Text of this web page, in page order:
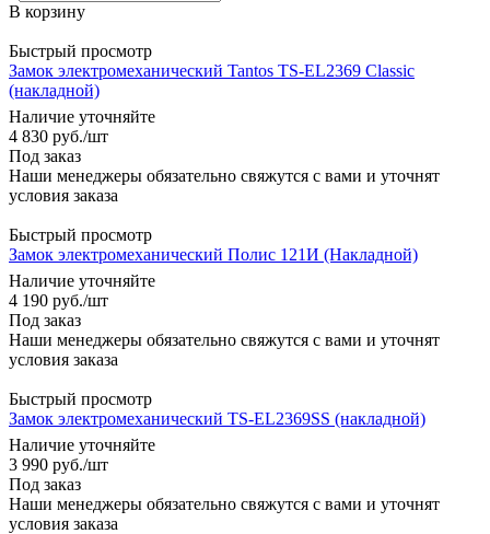
В корзину
Быстрый просмотр
Замок электромеханический Tantos TS-EL2369 Classic
(накладной)
Наличие уточняйте
4 830 руб./шт
Под заказ
Наши менеджеры обязательно свяжутся с вами и уточнят
условия заказа
Быстрый просмотр
Замок электромеханический Полис 121И (Накладной)
Наличие уточняйте
4 190 руб./шт
Под заказ
Наши менеджеры обязательно свяжутся с вами и уточнят
условия заказа
Быстрый просмотр
Замок электромеханический TS-EL2369SS (накладной)
Наличие уточняйте
3 990 руб./шт
Под заказ
Наши менеджеры обязательно свяжутся с вами и уточнят
условия заказа